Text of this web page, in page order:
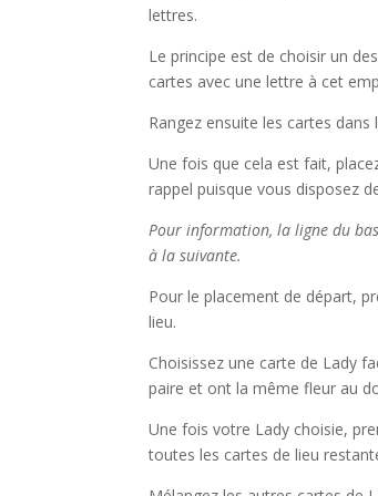
lettres.
Le principe est de choisir un
cartes avec une lettre à cet
Rangez ensuite les cartes dans
Une fois que cela est fait,
rappel puisque vous disposez
Pour information, la ligne du
à la suivante.
Pour le placement de départ,
lieu.
Choisissez une carte de Lady
paire et ont la même fleur au
Une fois votre Lady choisie,
toutes les cartes de lieu